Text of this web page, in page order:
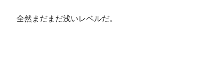
全然まだまだ浅いレベルだ。